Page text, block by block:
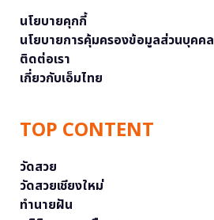
นโยบายคุกกี้
นโยบายการคุ้มครองข้อมูลส่วนบุคคล
ติดต่อเรา
เกี่ยวกับเอ็มไทย
TOP CONTENT
วัดสวย
วัดสวยเชียงใหม่
ทำนายฝัน